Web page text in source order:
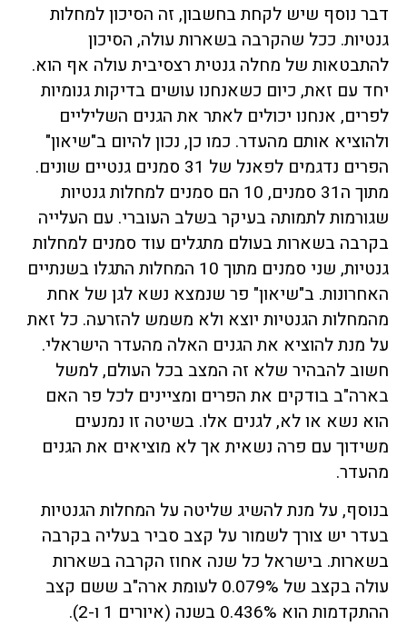
דבר נוסף שיש לקחת בחשבון, זה הסיכון למחלות
גנטיות. ככל שהקרבה בשארות עולה, הסיכון
להתבטאות של מחלה גנטית רצסיבית עולה אף הוא.
יחד עם זאת, כיום כשאנחנו עושים בדיקות גנומיות
לפרים, אנחנו יכולים לאתר את הגנים השליליים
ולהוציא אותם מהעדר. כמו כן, נכון להיום ב"שיאון"
הפרים נדגמים לפאנל של 31 סמנים גנטיים שונים.
מתוך ה31 סמנים, 10 הם סמנים למחלות גנטיות
שגורמות לתמותה בעיקר בשלב העוברי. עם העלייה
בקרבה בשארות בעולם מתגלים עוד סמנים למחלות
גנטיות, שני סמנים מתוך 10 המחלות התגלו בשנתיים
האחרונות. ב"שיאון" פר שנמצא נשא לגן של אחת
מהמחלות הגנטיות יוצא ולא משמש להזרעה. כל זאת
על מנת להוציא את הגנים האלה מהעדר הישראלי.
חשוב להבהיר שלא זה המצב בכל העולם, למשל
בארה"ב בודקים את הפרים ומציינים לכל פר האם
הוא נשא או לא, לגנים אלו. בשיטה זו נמנעים
משידוך עם פרה נשאית אך לא מוציאים את הגנים
מהעדר.
בנוסף, על מנת להשיג שליטה על המחלות הגנטיות
בעדר יש צורך לשמור על קצב סביר בעליה בקרבה
בשארות. בישראל כל שנה אחוז הקרבה בשארות
עולה בקצב של 0.079% לעומת ארה"ב ששם קצב
ההתקדמות הוא 0.436% בשנה (איורים 1 ו-2).